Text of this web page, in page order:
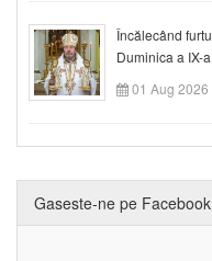
Încălecând
Duminica a IX-
01 Aug 2026
Gaseste-ne pe Facebook